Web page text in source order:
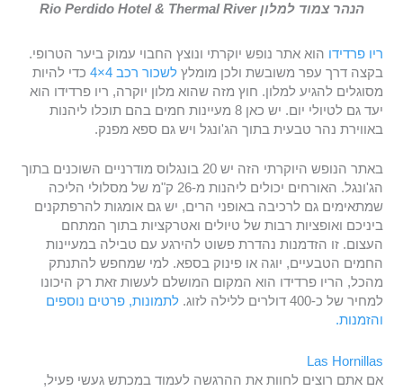
הנהר צמוד למלון Rio Perdido Hotel & Thermal River
ריו פרדידו הוא אתר נופש יוקרתי ונוצץ החבוי עמוק ביער הטרופי.
בקצה דרך עפר משובשת ולכן מומלץלשכור רכב 4×4
כדי להיות
מסוגלים להגיע למלון. חוץ מזה שהוא מלון יוקרה, ריו פרדידו הוא
יעד גם לטיולי יום. יש כאן 8 מעיינות חמים בהם תוכלו ליהנות
באווירת נהר טבעית בתוך הג'ונגל ויש גם ספא מפנק.
באתר הנופש היוקרתי הזה יש 20 בונגלוס מודרניים השוכנים בתוך
הג'ונגל. האורחים יכולים ליהנות מ-26 ק"מ של מסלולי הליכה
שמתאימים גם לרכיבה באופני הרים, יש גם אומגות להרפתקנים
ביניכם ואופציות רבות של טיולים ואטרקציות בתוך המתחם
העצום. זו הזדמנות נהדרת פשוט להירגע עם טבילה במעיינות
החמים הטבעיים, יוגה או פינוק בספא. למי שמחפש להתנתק
מהכל, הריו פרדידו הוא המקום המושלם לעשות זאת רק היכונו
למחיר של כ-400 דולרים ללילה לזוג.
לתמונות, פרטים נוספים
והזמנות.
Las Hornillas
אם אתם רוצים לחוות את ההרגשה לעמוד במכתש געשי פעיל,